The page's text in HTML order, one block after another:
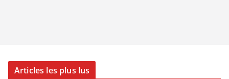
Articles les plus lus